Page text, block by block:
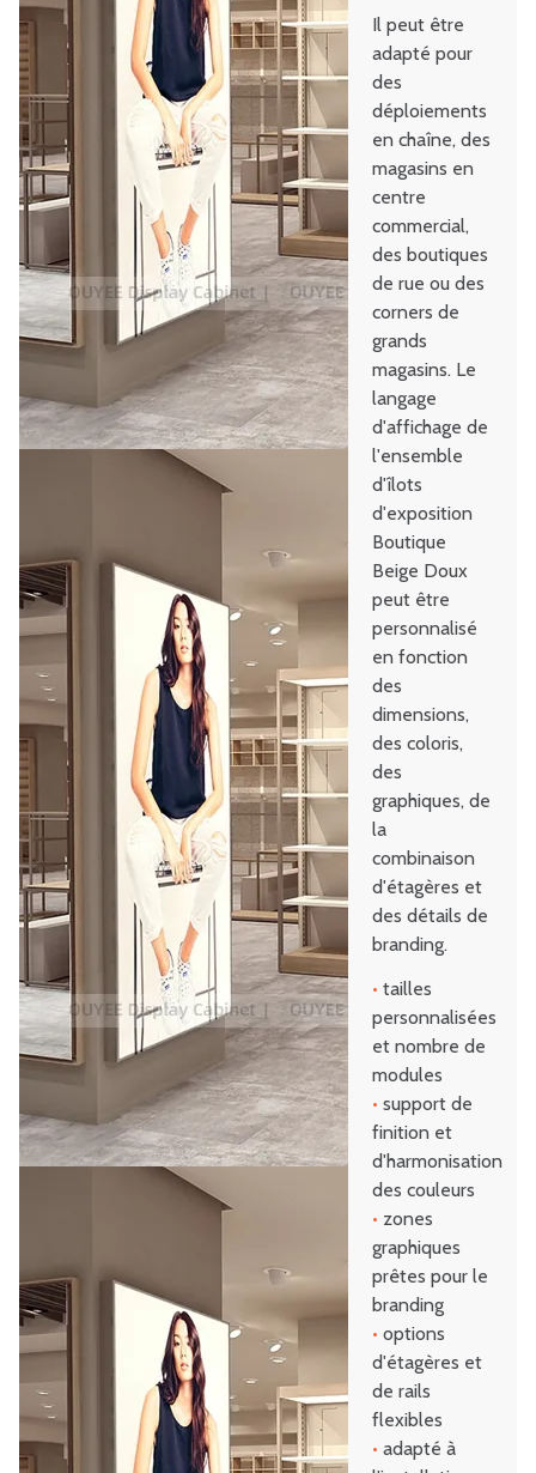
Il peut être
adapté pour
des
déploiements
en chaîne, des
magasins en
centre
commercial,
des boutiques
de rue ou des
corners de
grands
magasins. Le
langage
d'affichage de
l'ensemble
d'îlots
d'exposition
Boutique
Beige Doux
peut être
personnalisé
en fonction
des
dimensions,
des coloris,
des
graphiques, de
la
combinaison
d'étagères et
des détails de
branding.
• tailles
personnalisées
et nombre de
modules
• support de
finition et
d'harmonisation
des couleurs
• zones
graphiques
prêtes pour le
branding
• options
d'étagères et
de rails
flexibles
• adapté à